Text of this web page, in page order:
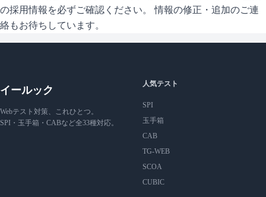
の採用情報を必ずご確認ください。 情報の修正・追加のご連
絡もお待ちしています。
イールック
Webテスト対策、これひとつ。
SPI・玉手箱・CABなど全33種対応。
人気テスト
SPI
玉手箱
CAB
TG-WEB
SCOA
CUBIC